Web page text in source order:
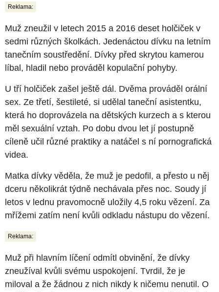
Reklama:
Muž zneužil v letech 2015 a 2016 deset holčiček v
sedmi různých školkách. Jedenáctou dívku na letním
tanečním soustředění. Dívky před skrytou kamerou
líbal, hladil nebo prováděl kopulační pohyby.
U tří holčiček zašel ještě dál. Dvěma prováděl orální
sex. Ze třetí, šestileté, si udělal taneční asistentku,
která ho doprovázela na dětských kurzech a s kterou
měl sexuální vztah. Po dobu dvou let jí postupně
cíleně učil různé praktiky a natáčel s ní pornografická
videa.
Matka dívky věděla, že muž je pedofil, a přesto u něj
dceru několikrát týdně nechávala přes noc. Soudy jí
letos v lednu pravomocně uložily 4,5 roku vězení. Za
mřížemi zatím není kvůli odkladu nástupu do vězení.
Reklama:
Muž při hlavním líčení odmítl obvinění, že dívky
zneužíval kvůli svému uspokojení. Tvrdil, že je
miloval a že žádnou z nich nikdy k ničemu nenutil. O